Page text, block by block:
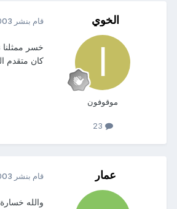
الخوي
موقوفون
قام بنشر
كان متقدم
عمار قام بنشر
والله